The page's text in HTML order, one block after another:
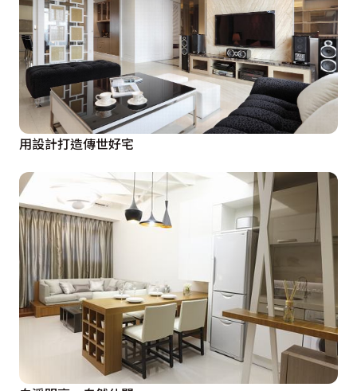
用設計打造傳世好宅